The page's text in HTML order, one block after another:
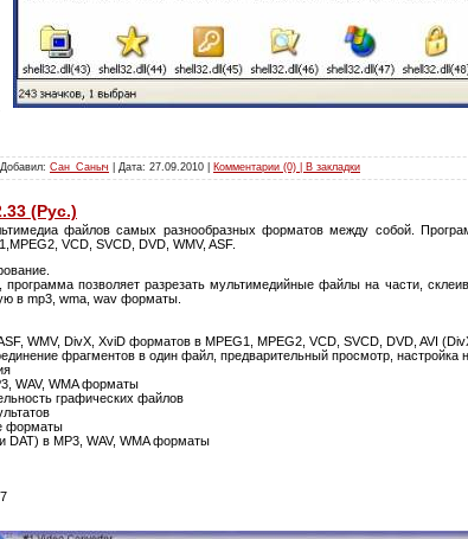
Сан_Саныч | Дата: 27.09.2010 Комментарии (0) | В закладки
(Рус.)
файлов самых разнообразных форматов между собой.
VCD, SVCD, DVD, WMV, ASF.
позволяет разрезать мультимедийные файлы на части,
в mp3, wma, wav форматы.
WMV, DivX, XviD форматов в MPEG1, MPEG2, VCD, SVCD, DVD, AVI
фрагментов в один файл, предварительный просмотр, настройка
WAV, WMA форматы
графических файлов
форматы
DAT) в MP3, WAV, WMA форматы